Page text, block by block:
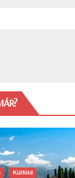
Külföld